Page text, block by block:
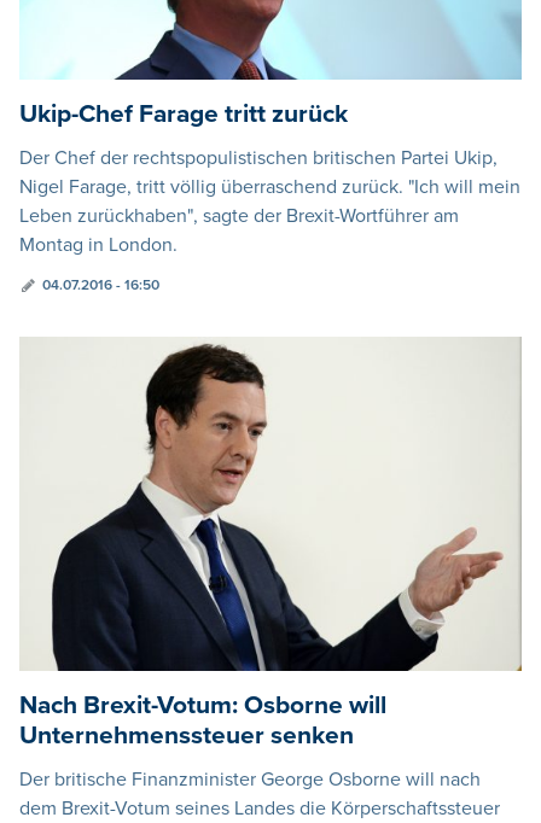
Ukip-Chef Farage tritt zurück
Der Chef der rechtspopulistischen britischen Partei Ukip,
Nigel Farage, tritt völlig überraschend zurück. "Ich will mein
Leben zurückhaben", sagte der Brexit-Wortführer am
Montag in London.
04.07.2016 - 16:50
Nach Brexit-Votum: Osborne will
Unternehmenssteuer senken
Der britische Finanzminister George Osborne will nach
dem Brexit-Votum seines Landes die Körperschaftssteuer